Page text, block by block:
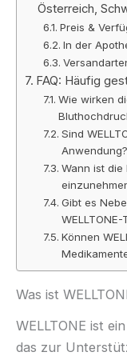
Österreich,
Preis &
In der
FAQ: Häufig
Wie wirken
Sind
Anwendung?
Wann ist die
Gibt es
WELLTONE-
Können
Was ist
WELLTONE ist
das zur